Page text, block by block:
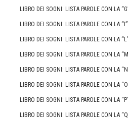
LIBRO DEI SOGNI: LISTA PAROLE CON LA
LIBRO DEI SOGNI: LISTA PAROLE CON LA “I”
LIBRO DEI SOGNI: LISTA PAROLE CON LA
LIBRO DEI SOGNI: LISTA PAROLE CON LA
LIBRO DEI SOGNI: LISTA PAROLE CON LA
LIBRO DEI SOGNI: LISTA PAROLE CON LA
LIBRO DEI SOGNI: LISTA PAROLE CON LA
LIBRO DEI SOGNI: LISTA PAROLE CON LA